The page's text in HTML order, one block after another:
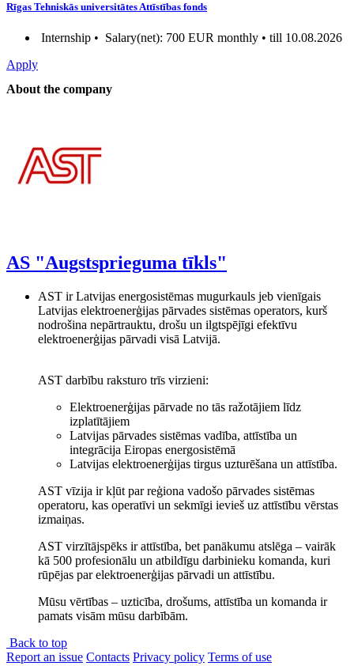
Rīgas Tehniskās universitātes Attīstības fonds
Internship • Salary(net): 700 EUR monthly • till 10.08.2026
Apply
About the company
AS "Augstsprieguma tīkls"
AST ir Latvijas energosistēmas mugurkauls jeb vienīgais
Latvijas elektroenerģijas pārvades sistēmas operators, kurš
nodrošina nepārtrauktu, drošu un ilgtspējīgi efektīvu
elektroenerģijas pārvadi visā Latvijā.
AST darbību raksturo trīs virzieni:
Elektroenerģijas pārvade no tās ražotājiem līdz
izplatītājiem
Latvijas pārvades sistēmas vadība, attīstība un
integrācija Eiropas energosistēmā
Latvijas elektroenerģijas tirgus uzturēšana un attīstība.
AST vīzija ir kļūt par reģiona vadošo pārvades sistēmas
operatoru, kas operatīvi un sekmīgi ievieš uz attīstību vērstas
izmaiņas.
AST virzītājspēks ir attīstība, bet panākumu atslēga – vairāk
kā 500 profesionālu un atbildīgu darbinieku komanda, kuri
rūpējas par elektroenerģijas pārvadi un attīstību.
Mūsu vērtības – uzticība, drošums, attīstība un komanda ir
pamats visām mūsu darbībām.
Back to top
Report an issue Contacts Privacy policy Terms of use